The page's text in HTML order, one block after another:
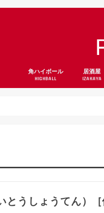
角ハイボール
HIGHBALL
居酒屋
IZAKAYA
居酒屋
とうしょうてん）［